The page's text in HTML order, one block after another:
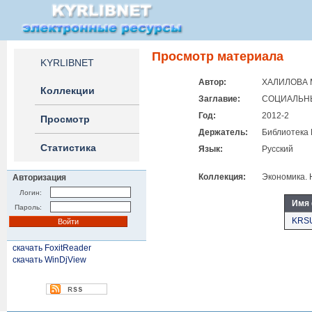
KYRLIBNET
Коллекции
Просмотр
Статистика
Авторизация
Логин:
Пароль:
скачать FoxitReader
скачать WinDjView
Просмотр материала
Автор:
ХАЛИЛОВА
Заглавие:
Год:
2012-2
Держатель:
Библиотека
Язык:
Русский
Коллекция: Экономика.
Имя